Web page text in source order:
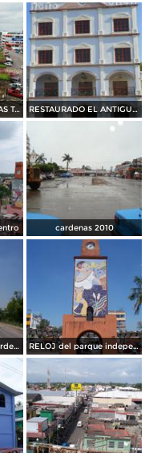
PARQUE DE CARDENAS TABASCO RESTAURADO EL ANTIGUO AYUNTAMIENTO DE CARDENAS TABASCO
cardenas 2010
avenida colosio de cardenas tabasco RELOJ del parque independencia de cardenas tabasco mexico